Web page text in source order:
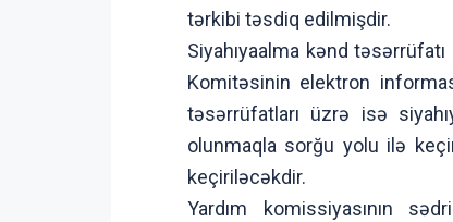
tərkibi təsdiq edilmişdir.
Siyahıyaalma kənd
Komitəsinin elektron
təsərrüfatları üzrə isə
olunmaqla sorğu yolu ilə
keçiriləcəkdir.
Yardım komissiyasının